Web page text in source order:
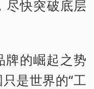
尽快突破底层
牌的崛起之势
是世界的“工